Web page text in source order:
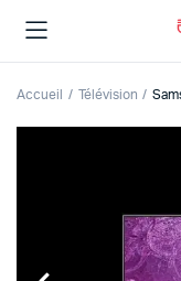
Accueil Télévision